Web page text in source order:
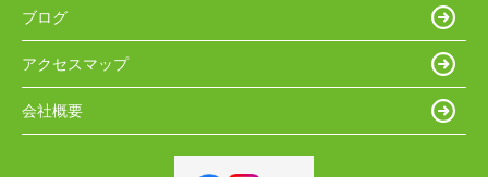
ブログ
アクセスマップ
会社概要